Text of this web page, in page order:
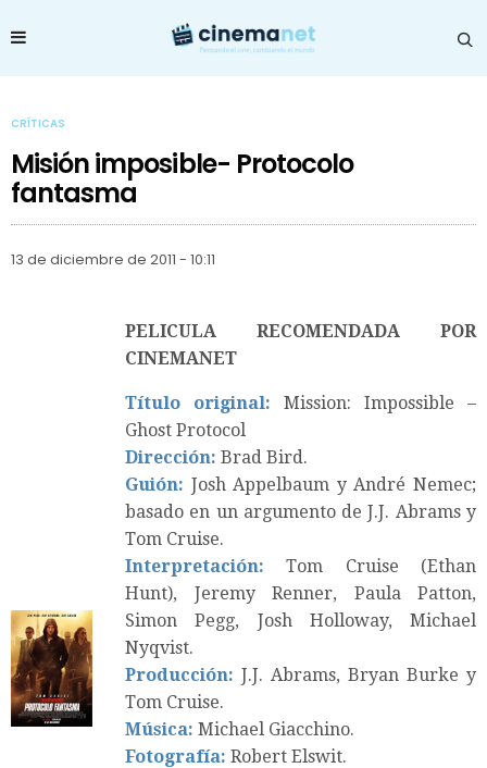
CRÍTICAS
Misión imposible- Protocolo
fantasma
13 de diciembre de 2011 - 10:11
PELICULA RECOMENDADA POR
CINEMANET
Título original: Mission: Impossible –
Ghost Protocol
Dirección: Brad Bird.
Guión: Josh Appelbaum y André Nemec;
basado en un argumento de J.J. Abrams y
Tom Cruise.
Interpretación: Tom Cruise (Ethan
Hunt), Jeremy Renner, Paula Patton,
Simon Pegg, Josh Holloway, Michael
Nyqvist.
Producción: J.J. Abrams, Bryan Burke y
Tom Cruise.
Música: Michael Giacchino.
Fotografía: Robert Elswit.